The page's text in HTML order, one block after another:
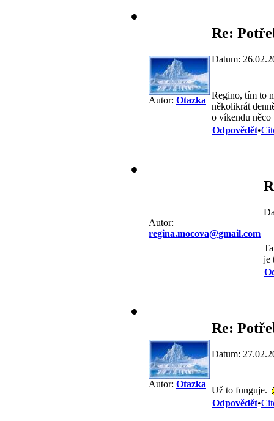
Autor: Otazka
Re:
Datum:
Regino, tím to
několikrát
o víkendu
Odpovědět•
Autor:
regina.mocova@gmail.com
je
Autor: Otazka
Re:
Datum:
Už to funguje.
Odpovědět•